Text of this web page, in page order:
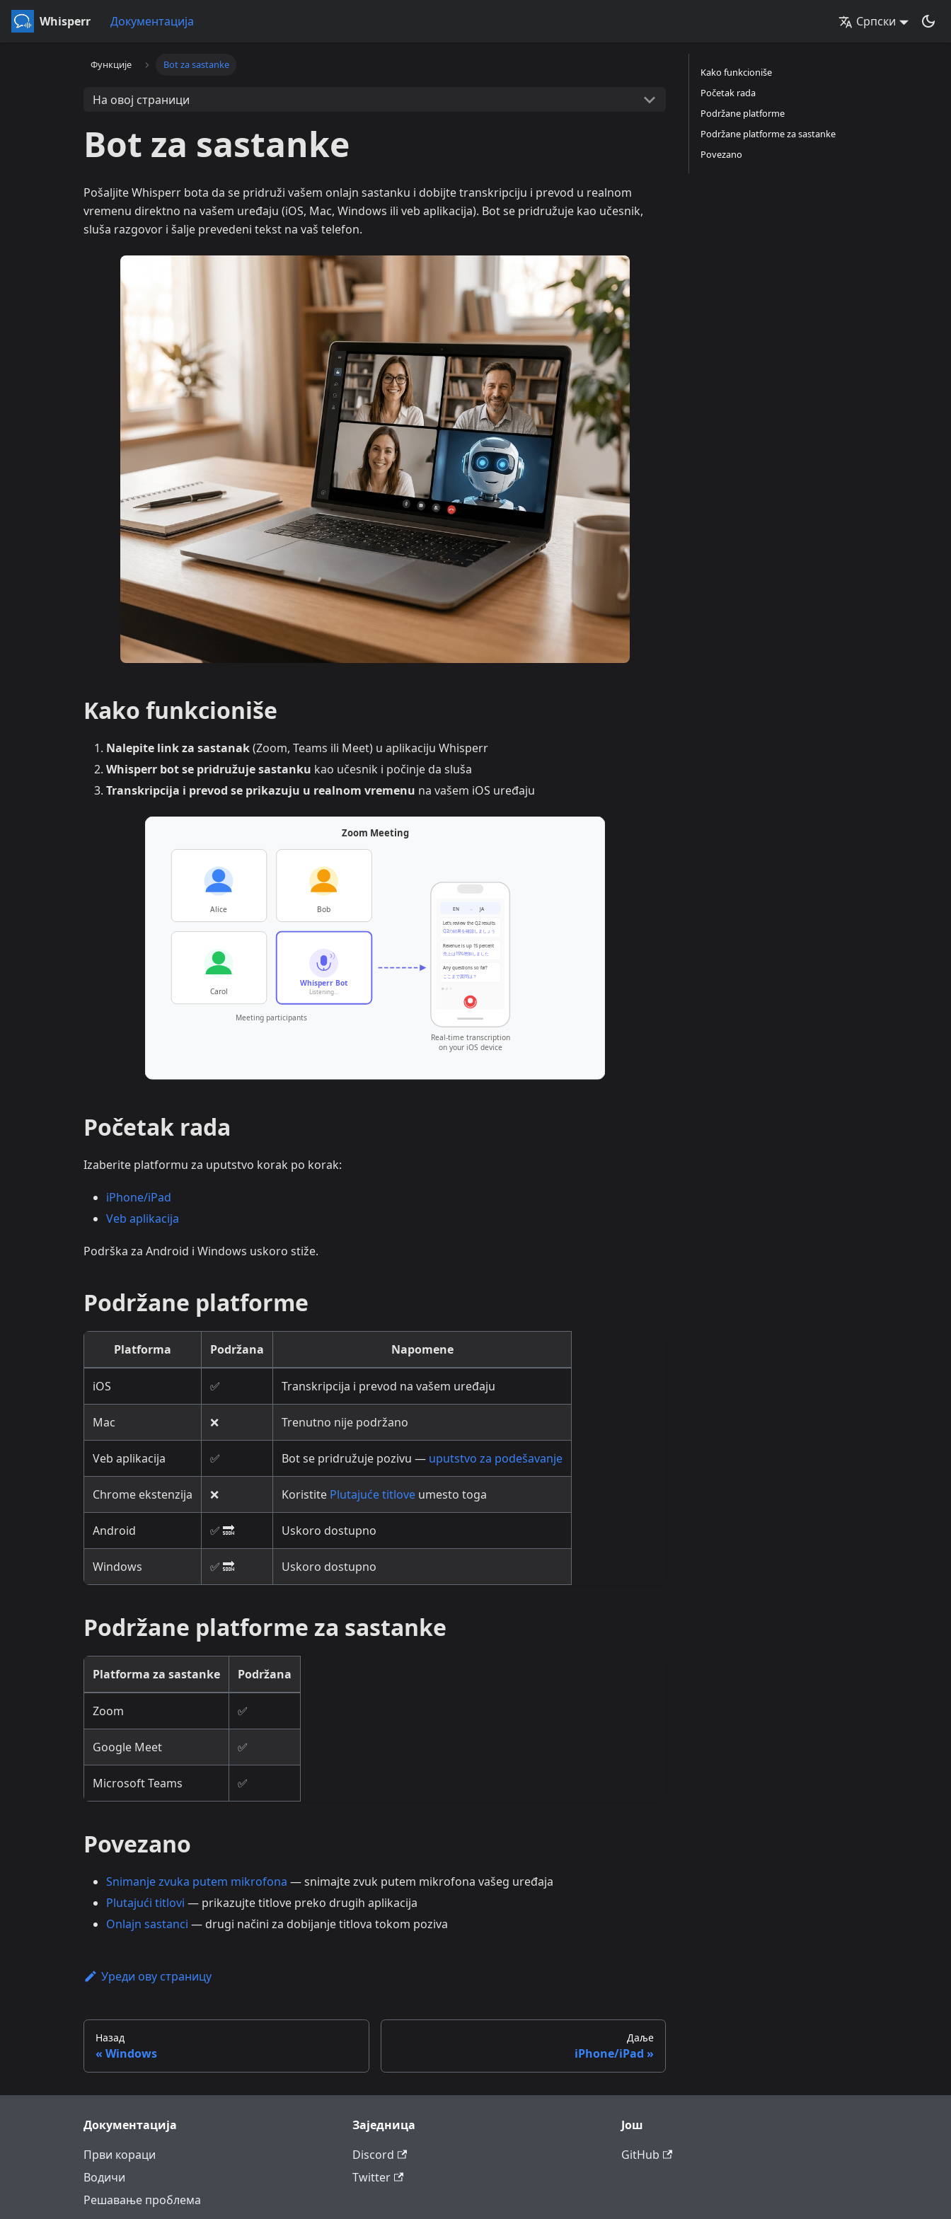
Whisperr Документација Српски
Функције Bot za sastanke
На овој страници
Bot za sastanke
Pošaljite Whisperr bota da se pridruži vašem onlajn sastanku i dobijte transkripciju i prevod u realnom
vremenu direktno na vašem uređaju (iOS, Mac, Windows ili veb aplikacija). Bot se pridružuje kao učesnik,
sluša razgovor i šalje prevedeni tekst na vaš telefon.
Kako funkcioniše
Nalepite link za sastanak(Zoom, Teams ili Meet) u aplikaciju Whisperr
Whisperr bot se pridružuje sastanku kao učesnik i počinje da sluša
Transkripcija i prevod se prikazuju u realnom vremenu na vašem iOS uređaju
Početak rada
Izaberite platformu za uputstvo korak po korak:
iPhone/iPad
Veb aplikacija
Podrška za Android i Windows uskoro stiže.
Podržane platforme
Platforma Podržana Napomene
iOS ✅ Transkripcija i prevod na vašem uređaju
Mac ❌ Trenutno nije podržano
Veb aplikacija ✅ Bot se pridružuje pozivu — uputstvo za podešavanje
Chrome ekstenzija ❌ Koristite Plutajuće titlove umesto toga
Android ✅ 🔜 Uskoro dostupno
Windows ✅ 🔜 Uskoro dostupno
Podržane platforme za sastanke
Platforma za sastanke Podržana
Zoom ✅
Google Meet ✅
Microsoft Teams ✅
Povezano
Snimanje zvuka putem mikrofona — snimajte zvuk putem mikrofona vašeg uređaja
Plutajući titlovi — prikazujte titlove preko drugih aplikacija
Onlajn sastanci — drugi načini za dobijanje titlova tokom poziva
Уреди ову страницу
Назад
Windows
Даље
iPhone/iPad
Kako funkcioniše
Početak rada
Podržane platforme
Podržane platforme za sastanke
Povezano
Документација
Први кораци
Водичи
Решавање проблема
Заједница
Discord
Twitter
Још
GitHub